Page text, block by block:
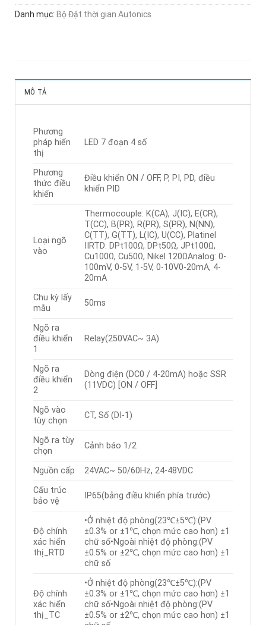
Danh mục: Bộ Đặt thời gian Autonics
MÔ TẢ
Phương
pháp hiển
thị
LED 7 đoạn 4 số
Phương
thức điều
khiển
Điều khiển ON / OFF, P, PI, PD, điều
khiển PID
Loại ngõ
vào
Thermocouple: K(CA), J(IC), E(CR),
T(CC), B(PR), R(PR), S(PR), N(NN),
C(TT), G(TT), L(IC), U(CC), Platinel
IIRTD: DPt100Ω, DPt50Ω, JPt100Ω,
Cu100Ω, Cu50Ω, Nikel 120ΩAnalog: 0-
100mV, 0-5V, 1-5V, 0-10V0-20mA, 4-
20mA
Chu kỳ lấy
mẫu
50ms
Ngõ ra
điều khiển
1
Relay(250VAC~ 3A)
Ngõ ra
điều khiển
2
Dòng điện (DC0 / 4-20mA) hoặc SSR
(11VDC) [ON / OFF]
Ngõ vào
tùy chọn
CT, Số (DI-1)
Ngõ ra tùy
chọn
Cảnh báo 1/2
Nguồn cấp
24VAC~ 50/60Hz, 24-48VDC
Cấu trúc
bảo vệ
IP65(bảng điều khiển phía trước)
Độ chính
xác hiển
thị_RTD
•Ở nhiệt độ phòng(23℃±5℃):(PV
±0.3% or ±1℃, chọn mức cao hơn) ±1
chữ số•Ngoài nhiệt độ phòng:(PV
±0.5% or ±2℃, chọn mức cao hơn) ±1
chữ số
Độ chính
xác hiển
thị_TC
•Ở nhiệt độ phòng(23℃±5℃):(PV
±0.3% or ±1℃, chọn mức cao hơn) ±1
chữ số•Ngoài nhiệt độ phòng:(PV
±0.5% or ±2℃, chọn mức cao hơn) ±1